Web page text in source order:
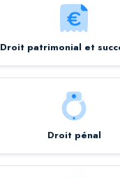
Droit patrimonial et
Droit pénal